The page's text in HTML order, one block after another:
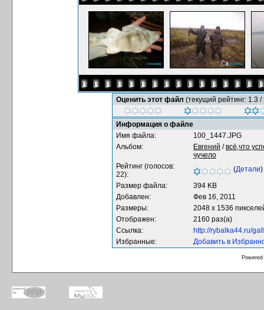
Оценить этот файл (текущий рейтинг: 1.3 /
Информация о файле
Имя файла:
100_1447.JPG
Альбом:
Евгений /всё,что
чучело
Рейтинг (голосов:
22):
(Детали)
Размер файла:
394 KB
Добавлен:
Фев 16, 2011
Размеры:
2048 x 1536
Отображен:
2160 раз(а)
Ссылка:
http://rybalka44.ru/
Избранные:
Добавить в